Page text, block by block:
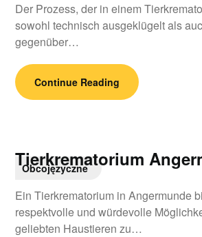
Der Prozess, der in einem
sowohl technisch ausgeklügelt als
gegenüber…
Continue Reading
Obcojęzyczne
Tierkrematorium
Ein Tierkrematorium in Angermunde
respektvolle und würdevolle
geliebten Haustieren zu…